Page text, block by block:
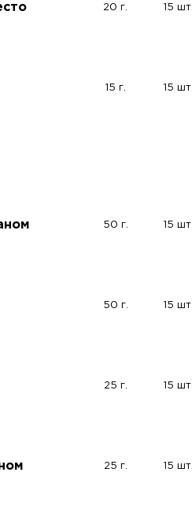
20 г. 15 шт.
15 г. 15 шт.
50 г. 15 шт.
50 г. 15 шт.
25 г. 15 шт.
25 г. 15 шт.